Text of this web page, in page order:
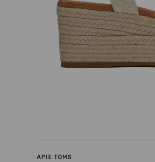
APIE TOMS